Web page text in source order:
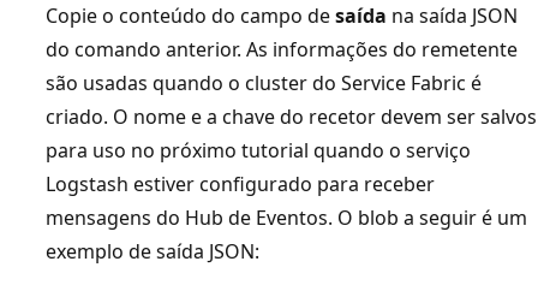
Copie o conteúdo do campo desaída na saída JSON
do comando anterior. As informações do remetente
são usadas quando o cluster do Service Fabric é
criado. O nome e a chave do recetor devem ser salvos
para uso no próximo tutorial quando o serviço
Logstash estiver configurado para receber
mensagens do Hub de Eventos. O blob a seguir é um
exemplo de saída JSON: